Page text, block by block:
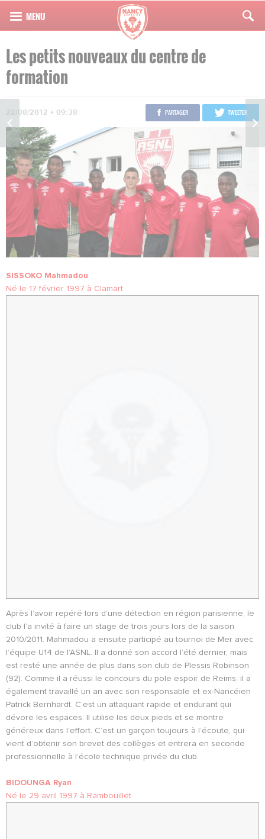
Les petits nouveaux du centre de
formation
22/08/2012 • 09:38 PARTAGER TWEETER
SISSOKO Mahmadou
Né le 17 février 1997 à Clamart
Après l’avoir repéré lors d’une détection en région parisienne, le
club l’a invité à faire un stage de trois jours lors de la saison
2010/2011. Mahmadou a ensuite participé au tournoi de Mer avec
l’équipe U14 de l’ASNL. Il a donné son accord l’été dernier, mais
est resté une année de plus dans son club de Plessis Robinson
(92). Comme il a réussi le concours du pole espoir de Reims, il a
également travaillé un an avec son responsable et ex-Nancéien
Patrick Bernhardt. C’est un attaquant rapide et endurant qui
dévore les espaces. Il utilise les deux pieds et se montre
généreux dans l’effort. C’est un garçon toujours à l’écoute, qui
vient d’obtenir son brevet des collèges et entrera en seconde
professionnelle à l’école technique privée du club.
BIDOUNGA Ryan
Né le 29 avril 1997 à Rambouillet